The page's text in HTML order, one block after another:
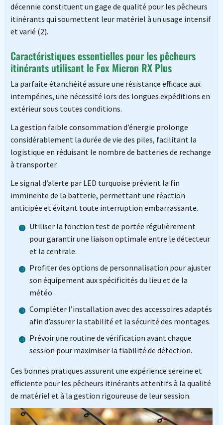
décennie constituent un gage de qualité pour les pêcheurs
itinérants qui soumettent leur matériel à un usage intensif
et varié (2).
Caractéristiques essentielles pour les pêcheurs
itinérants utilisant le Fox Micron RX Plus
La parfaite étanchéité assure une résistance efficace aux
intempéries, une nécessité lors des longues expéditions en
extérieur sous toutes conditions.
La gestion faible consommation d’énergie prolonge
considérablement la durée de vie des piles, facilitant la
logistique en réduisant le nombre de batteries de rechange
à transporter.
Le signal d’alerte par LED turquoise prévient la fin
imminente de la batterie, permettant une réaction
anticipée et évitant toute interruption embarrassante.
Utiliser la fonction test de portée régulièrement
pour garantir une liaison optimale entre le détecteur
et la centrale.
Profiter des options de personnalisation pour ajuster
son équipement aux spécificités du lieu et de la
météo.
Compléter l’installation avec des accessoires adaptés
afin d’assurer la stabilité et la sécurité des montages.
Prévoir une routine de vérification avant chaque
session pour maximiser la fiabilité de détection.
Ces bonnes pratiques assurent une expérience sereine et
efficiente pour les pêcheurs itinérants attentifs à la qualité
de matériel et à la gestion rigoureuse de leur session.